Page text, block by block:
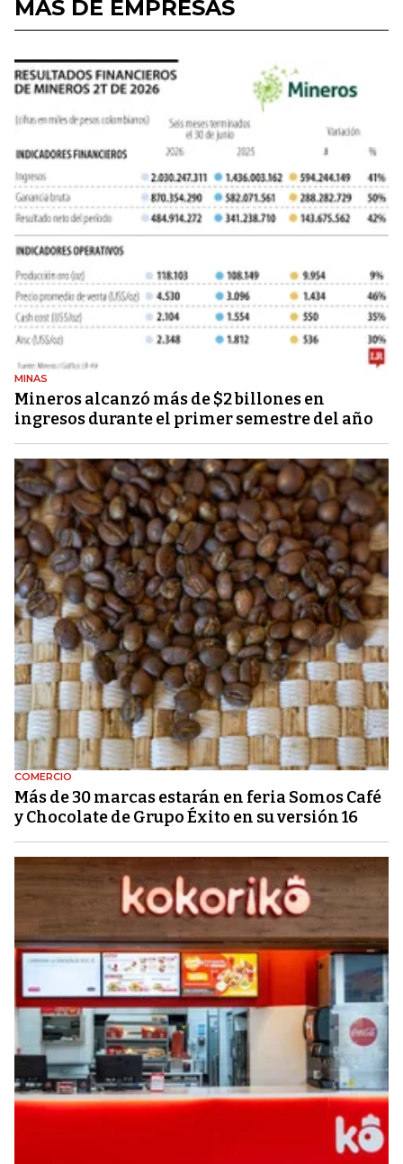
MÁS DE EMPRESAS
MINAS
Mineros alcanzó más de $2 billones en
ingresos durante el primer semestre del año
COMERCIO
Más de 30 marcas estarán en feria Somos Café
y Chocolate de Grupo Éxito en su versión 16